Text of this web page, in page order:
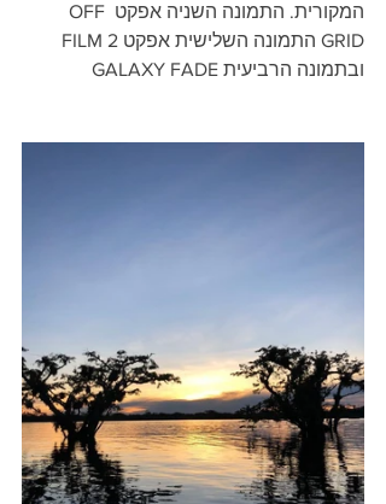
המקורית. התמונה השניה אפקט OFF
ובתמונה הרביעית GALAXY FADE